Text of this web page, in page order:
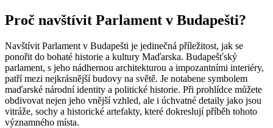
Proč navštívit Parlament v Budapešti?
Navštívit Parlament v Budapešti je jedinečná příležitost, jak se
ponořit do bohaté historie a kultury Maďarska. Budapešťský
parlament, s jeho nádhernou architekturou a impozantními interiéry,
patří mezi nejkrásnější budovy na světě. Je notabene symbolem
maďarské národní identity a politické historie. Při prohlídce můžete
obdivovat nejen jeho vnější vzhled, ale i úchvatné detaily jako jsou
vitráže, sochy a historické artefakty, které dokreslují příběh tohoto
významného místa.